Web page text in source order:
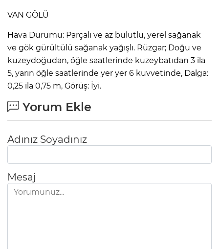
VAN GÖLÜ
Hava Durumu: Parçalı ve az bulutlu, yerel sağanak
ve gök gürültülü sağanak yağışlı. Rüzgar; Doğu ve
kuzeydoğudan, öğle saatlerinde kuzeybatıdan 3 ila
5, yarın öğle saatlerinde yer yer 6 kuvvetinde, Dalga:
0,25 ila 0,75 m, Görüş: İyi.
Yorum Ekle
Adınız Soyadınız
Mesaj